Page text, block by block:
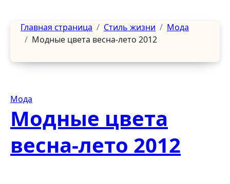
Главная страница Стиль жизни
Мода
Модные цвета весна-лето 2012
Мода
Модные цвета
весна-лето 2012